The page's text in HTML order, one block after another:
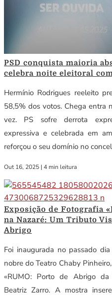
PSD conquista maioria
celebra noite eleitoral
Hermínio Rodrigues reeleito
58,5% dos votos. Chega entra
vez. PS sofre derrota
expressiva e celebrada em
reforçou o seu domínio no
Out 16, 2025 | 4 min leitura
Exposição de Fotografia
na Nazaré: Um Tributo
Abrigo
Foi inaugurada no passado
nobre do Teatro Chaby
«RUMO: Porto de Abrigo
Beatriz Zarro. A mostra